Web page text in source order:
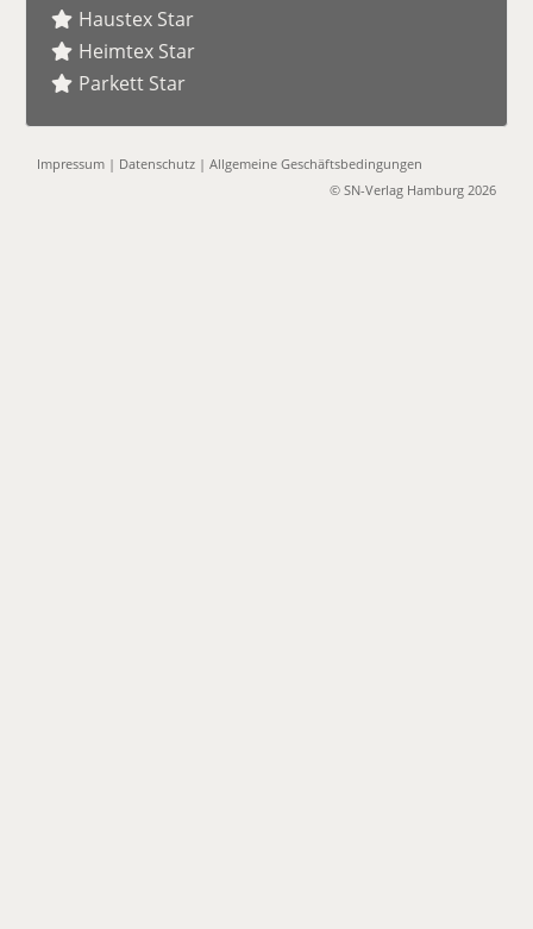
Haustex Star
Heimtex Star
Parkett Star
Impressum | Datenschutz |Allgemeine Geschäftsbedingungen
© SN-Verlag Hamburg 2026